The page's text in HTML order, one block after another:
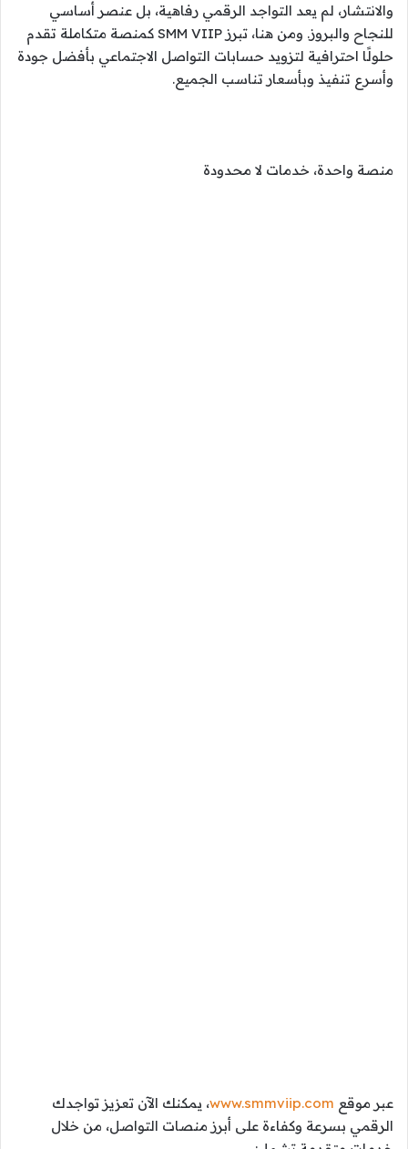
والانتشار، لم يعد التواجد الرقمي رفاهية، بل عنصر أساسي
للنجاح والبروز. ومن هنا، تبرز SMM VIIP كمنصة متكاملة تقدم
حلولًا احترافية لتزويد حسابات التواصل الاجتماعي بأفضل جودة
وأسرع تنفيذ وبأسعار تناسب الجميع.
منصة واحدة، خدمات لا محدودة
عبر موقع www.smmviip.com، يمكنك الآن تعزيز تواجدك
الرقمي بسرعة وكفاءة على أبرز منصات التواصل، من خلال